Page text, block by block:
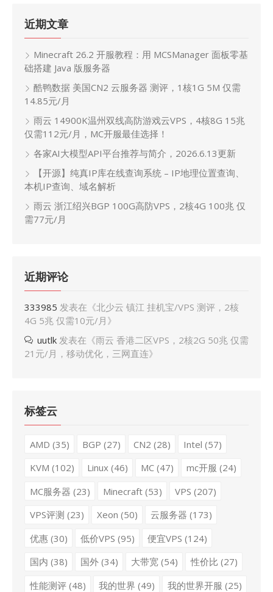
近期文章
Minecraft 26.2 开服教程：用 MCSManager 面板零基
础搭建 Java 版服务器
酷鸭数据 美国CN2 云服务器 测评，1核1G 5M 仅需
14.85元/月
雨云 14900K温州双线高防游戏云VPS，4核8G 15兆
仅需112元/月，MC开服最佳选择！
各家AI大模型API平台推荐与简介，2026.6.13更新
【开源】纯真IP库在线查询系统 – IP地理位置查询、
本机IP查询、域名解析
雨云 浙江绍兴BGP 100G高防VPS，2核4G 100兆 仅
需77元/月
近期评论
333985 发表在《北少云 镇江 挂机宝/VPS 测评，2核
4G 5兆 仅需10元/月 》
uutlk 发表在《雨云 香港二区VPS，2核2G 50兆 仅需
21元/月，移动优化，三网直连》
标签云
AMD (35) BGP (27) CN2 (28) Intel (57)
KVM (102) Linux(46) MC(47) mc开服 (24)
MC服务器 (23) Minecraft(53) VPS (207)
VPS评测 (23) Xeon (50) 云服务器 (173)
优惠(30) 低价VPS (95) 便宜VPS (124)
国内 (38) 国外(34) 大带宽(54) 性价比 (27)
性能测评(48) 我的世界 (49) 我的世界开服 (25)